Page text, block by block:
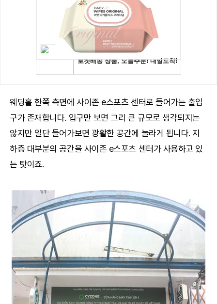
웨딩홀 한쪽 측면에 사이존 e스포츠 센터로 들어가는 출입
구가 존재합니다. 입구만 보면 그리 큰 규모로 생각되지는
않지만 일단 들어가보면 광활한 공간에 놀라게 됩니다. 지
하층 대부분의 공간을 사이존 e스포츠 센터가 사용하고 있
는 탓이죠.